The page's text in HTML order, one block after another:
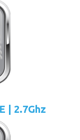
| 2.7Ghz